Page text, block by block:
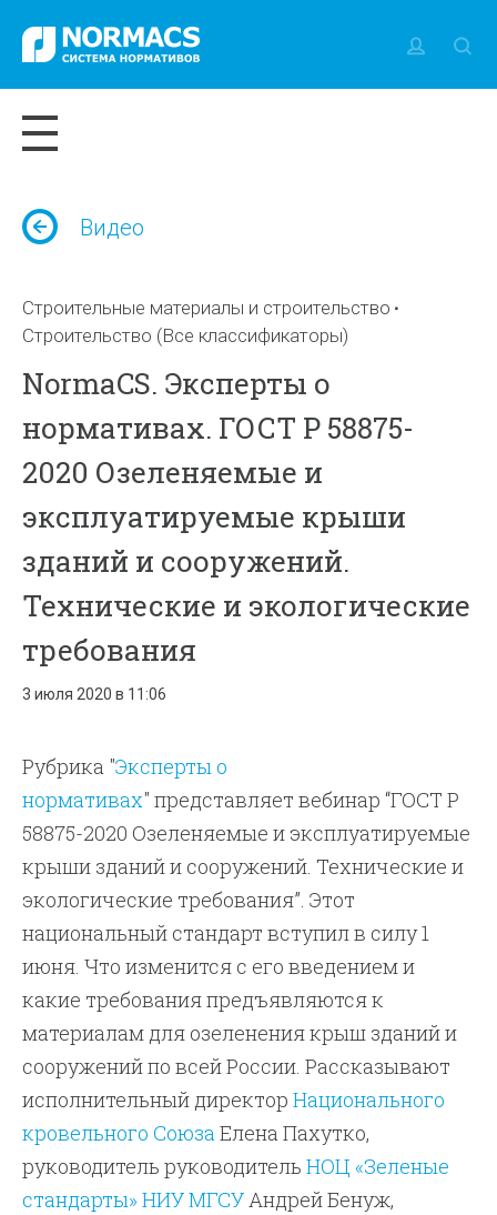
Видео
Строительные материалы и строительство
Строительство (Все классификаторы)
NormaCS. Эксперты о
нормативах. ГОСТ Р 58875-
2020 Озеленяемые и
эксплуатируемые крыши
зданий и сооружений.
Технические и экологические
требования
3 июля 2020 в 11:06
Рубрика "Эксперты о
нормативах" представляет вебинар “ГОСТ Р
58875-2020 Озеленяемые и эксплуатируемые
крыши зданий и сооружений. Технические и
экологические требования”. Этот
национальный стандарт вступил в силу 1
июня. Что изменится с его введением и
какие требования предъявляются к
материалам для озеленения крыш зданий и
сооружений по всей России. Рассказывают
исполнительный директорНационального
кровельного СоюзаЕлена Пахутко,
руководитель руководительНОЦ «Зеленые
стандарты» НИУ МГСУАндрей Бенуж,